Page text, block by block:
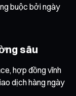
buộc bởi ngày
sâu
hợp đồng vĩnh
dịch hàng ngày